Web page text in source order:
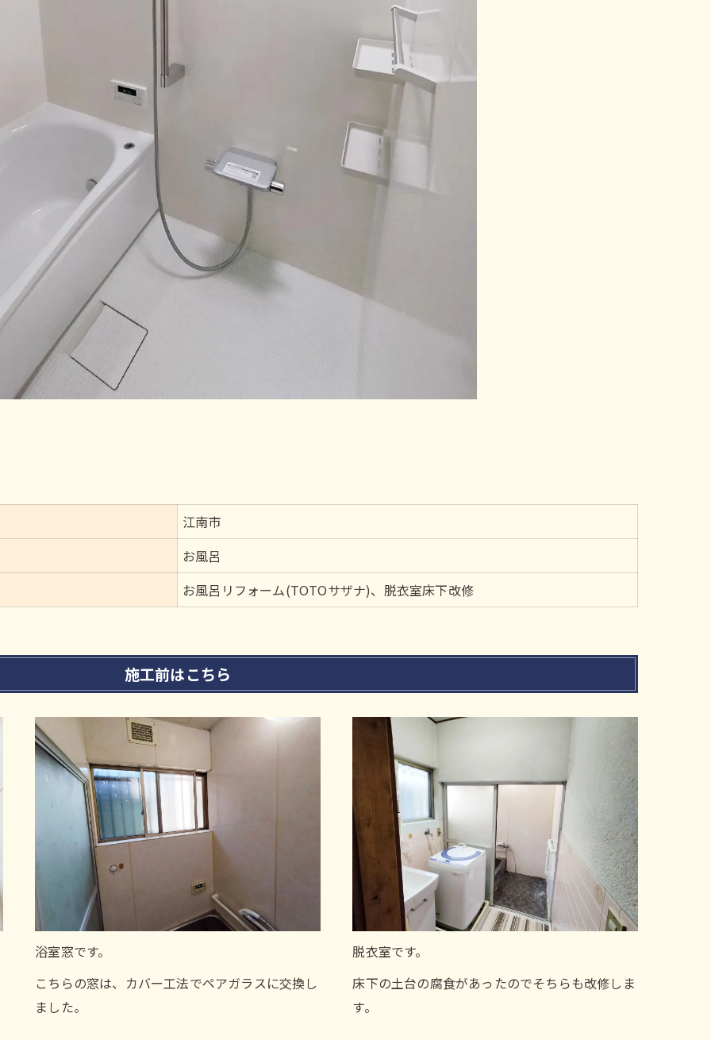
江南市
お風呂
お風呂リフォーム(TOTOサザナ)、脱衣室床下改修
施工前はこちら
浴室窓です。
こちらの窓は、カバー工法でペアガラスに交換し
ました。
脱衣室です。
床下の土台の腐食があったのでそちらも改修しま
す。